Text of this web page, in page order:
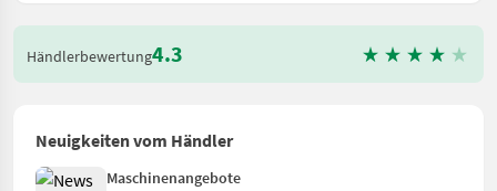
Händlerbewertung4.3
Neuigkeiten vom Händler
Maschinenangebote